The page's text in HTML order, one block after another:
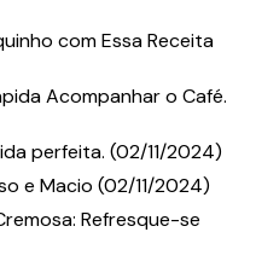
com Essa Receita
Acompanhar o Café.
perfeita. (02/11/2024)
e Macio (02/11/2024)
Refresque-se